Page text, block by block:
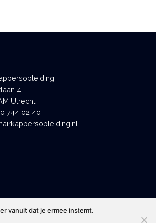
4
Utrecht
744 02 40
vanuit dat je ermee instemt.